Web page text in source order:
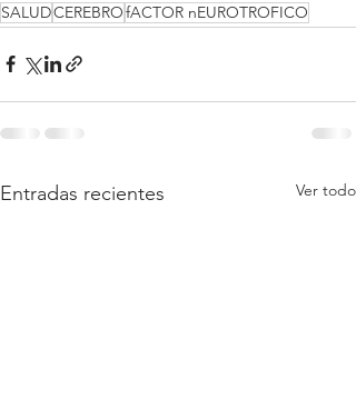
SALUDCEREBROfACTOR nEUROTROFICO
Entradas recientes Ver todo